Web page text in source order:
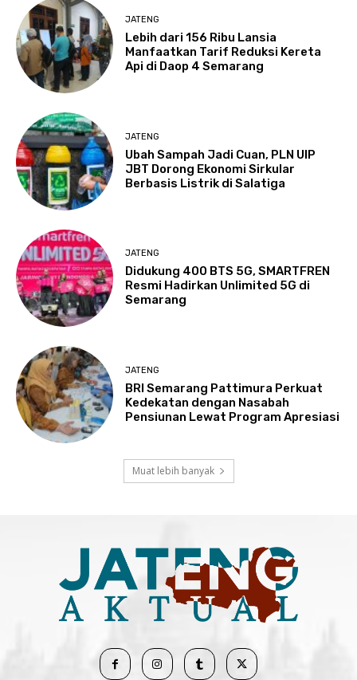
JATENG
Lebih dari 156 Ribu Lansia
Manfaatkan Tarif Reduksi Kereta
Api di Daop 4 Semarang
JATENG
Ubah Sampah Jadi Cuan, PLN UIP
JBT Dorong Ekonomi Sirkular
Berbasis Listrik di Salatiga
JATENG
Didukung 400 BTS 5G, SMARTFREN
Resmi Hadirkan Unlimited 5G di
Semarang
JATENG
BRI Semarang Pattimura Perkuat
Kedekatan dengan Nasabah
Pensiunan Lewat Program Apresiasi
Muat lebih banyak